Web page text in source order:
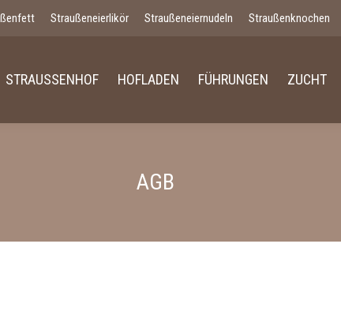
Straußeneierlikör Straußeneiernudeln Straußenknochen
STRAUSSENHOF HOFLADEN FÜHRUNGEN ZUCHT
AGB